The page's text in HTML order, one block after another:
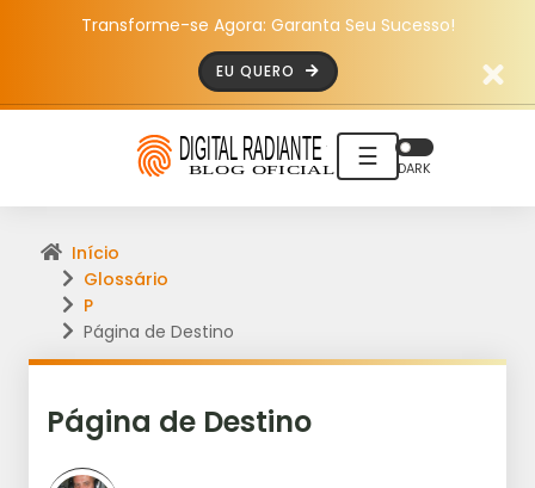
Transforme-se Agora: Garanta Seu Sucesso!
EU QUERO
☰ DARK
Início
Glossário
P
Página de Destino
Página de Destino